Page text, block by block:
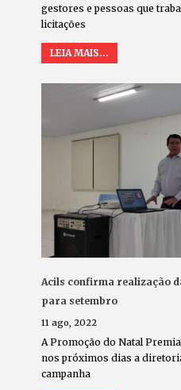
gestores e pessoas que
licitações
LEIA MAIS...
Acils confirma realização
para setembro
11 ago, 2022
A Promoção do Natal
nos próximos dias a
campanha